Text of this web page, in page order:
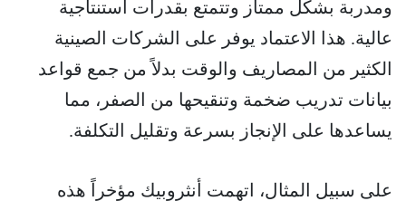
ومدربة بشكل ممتاز وتتمتع بقدرات استنتاجية
عالية. هذا الاعتماد يوفر على الشركات الصينية
الكثير من المصاريف والوقت بدلاً من جمع قواعد
بيانات تدريب ضخمة وتنقيحها من الصفر، مما
يساعدها على الإنجاز بسرعة وتقليل التكلفة.
على سبيل المثال، اتهمت أنثروبيك مؤخراً هذه